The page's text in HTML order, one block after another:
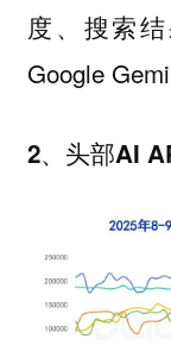
度、搜索
Google
2、头部AI